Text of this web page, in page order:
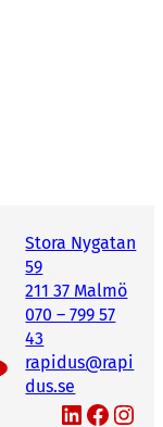
Stora Nygatan
59
211 37 Malmö
070 – 799 57
43
rapidus@rapi
dus.se
LinkedIn Facebook Instagram